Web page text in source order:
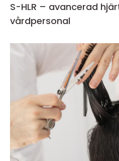
S-HLR – avancerad
vårdpersonal